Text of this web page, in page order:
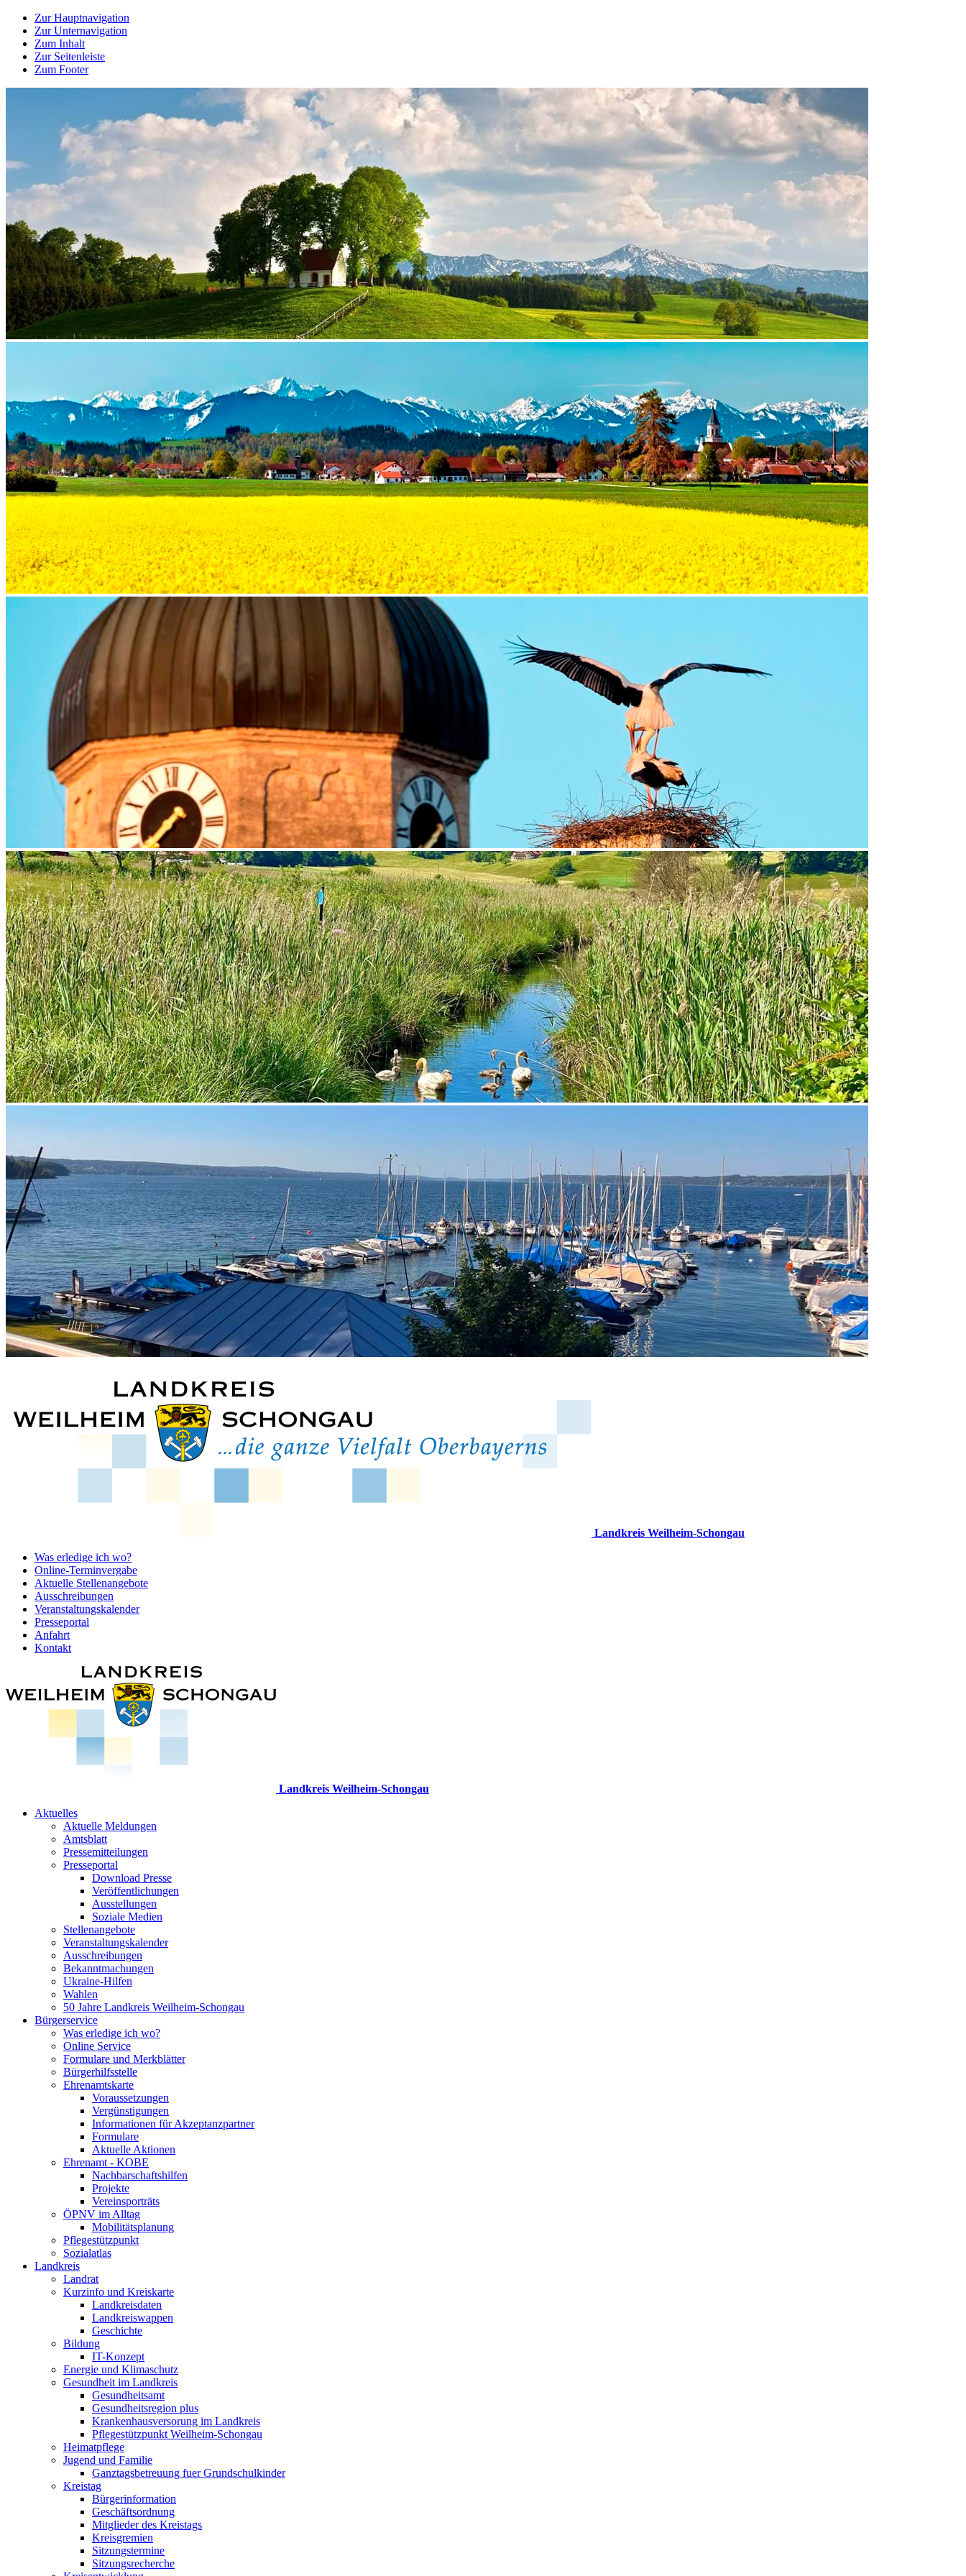
Zur Hauptnavigation
Zur Unternavigation
Zum Inhalt
Zur Seitenleiste
Zum Footer
Landkreis Weilheim-Schongau
Was erledige ich wo?
Online-Terminvergabe
Aktuelle Stellenangebote
Ausschreibungen
Veranstaltungskalender
Presseportal
Anfahrt
Kontakt
Landkreis Weilheim-Schongau
Aktuelles
Aktuelle Meldungen
Amtsblatt
Pressemitteilungen
Presseportal
Download Presse
Veröffentlichungen
Ausstellungen
Soziale Medien
Stellenangebote
Veranstaltungskalender
Ausschreibungen
Bekanntmachungen
Ukraine-Hilfen
Wahlen
50 Jahre Landkreis Weilheim-Schongau
Bürgerservice
Was erledige ich wo?
Online Service
Formulare und Merkblätter
Bürgerhilfsstelle
Ehrenamtskarte
Voraussetzungen
Vergünstigungen
Informationen für Akzeptanzpartner
Formulare
Aktuelle Aktionen
Ehrenamt - KOBE
Nachbarschaftshilfen
Projekte
Vereinsporträts
ÖPNV im Alltag
Mobilitätsplanung
Pflegestützpunkt
Sozialatlas
Landkreis
Landrat
Kurzinfo und Kreiskarte
Landkreisdaten
Landkreiswappen
Geschichte
Bildung
IT-Konzept
Energie und Klimaschutz
Gesundheit im Landkreis
Gesundheitsamt
Gesundheitsregion plus
Krankenhausversorung im Landkreis
Pflegestützpunkt Weilheim-Schongau
Heimatpflege
Jugend und Familie
Ganztagsbetreuung fuer Grundschulkinder
Kreistag
Bürgerinformation
Geschäftsordnung
Mitglieder des Kreistags
Kreisgremien
Sitzungstermine
Sitzungsrecherche